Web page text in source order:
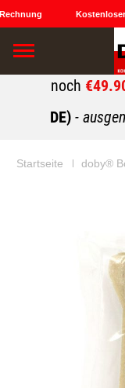
Kostenloser
noch
DE) -
Startseite doby®